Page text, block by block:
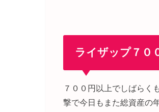
ライザップ７０
７００円以上でしばらく
撃で今日もまた総資産の